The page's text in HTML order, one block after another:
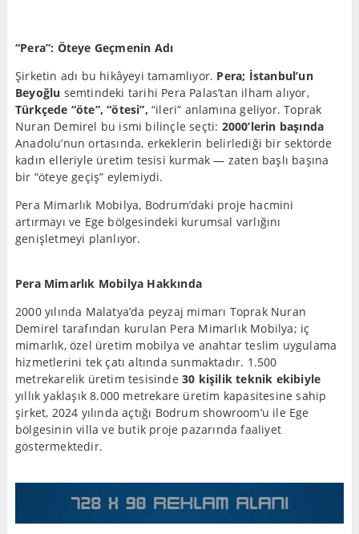
“Pera”: Öteye Geçmenin Adı
Şirketin adı bu hikâyeyi tamamlıyor. Pera; İstanbul’un
Beyoğlu semtindeki tarihi Pera Palas’tan ilham alıyor,
Türkçede “öte”, “ötesi”, “ileri” anlamına geliyor. Toprak
Nuran Demirel bu ismi bilinçle seçti: 2000’lerin başında
Anadolu’nun ortasında, erkeklerin belirlediği bir sektörde
kadın elleriyle üretim tesisi kurmak — zaten başlı başına
bir “öteye geçiş” eylemiydi.
Pera Mimarlık Mobilya, Bodrum’daki proje hacmini
artırmayı ve Ege bölgesindeki kurumsal varlığını
genişletmeyi planlıyor.
Pera Mimarlık Mobilya Hakkında
2000 yılında Malatya’da peyzaj mimarı Toprak Nuran
Demirel tarafından kurulan Pera Mimarlık Mobilya; iç
mimarlık, özel üretim mobilya ve anahtar teslim uygulama
hizmetlerini tek çatı altında sunmaktadır. 1.500
metrekarelik üretim tesisinde 30 kişilik teknik ekibiyle
yıllık yaklaşık 8.000 metrekare üretim kapasitesine sahip
şirket, 2024 yılında açtığı Bodrum showroom’u ile Ege
bölgesinin villa ve butik proje pazarında faaliyet
göstermektedir.